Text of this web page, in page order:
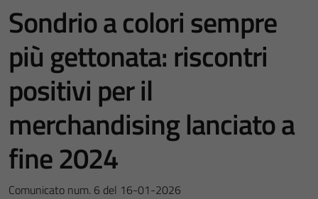
Sondrio a colori sempre
più gettonata: riscontri
positivi per il
merchandising lanciato a
fine 2024
Comunicato num. 6 del 16-01-2026